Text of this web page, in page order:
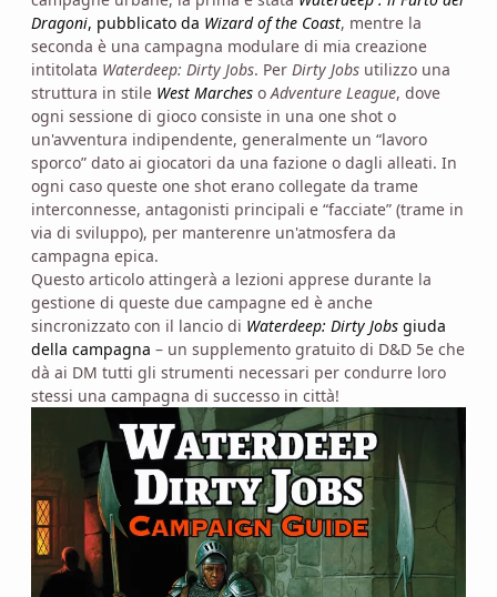
Dragoni, pubblicato da Wizard of the Coast, mentre la
seconda è una campagna modulare di mia creazione
intitolata Waterdeep: Dirty Jobs. Per Dirty Jobs utilizzo una
struttura in stile West Marches oAdventure League, dove
ogni sessione di gioco consiste in una one shot o
un'avventura indipendente, generalmente un “lavoro
sporco” dato ai giocatori da una fazione o dagli alleati. In
ogni caso queste one shot erano collegate da trame
interconnesse, antagonisti principali e “facciate” (trame in
via di sviluppo), per manterenre un'atmosfera da
campagna epica.
Questo articolo attingerà a lezioni apprese durante la
gestione di queste due campagne ed è anche
sincronizzato con il lancio di Waterdeep: Dirty Jobs giuda
della campagna – un supplemento gratuito di D&D 5e che
dà ai DM tutti gli strumenti necessari per condurre loro
stessi una campagna di successo in città!